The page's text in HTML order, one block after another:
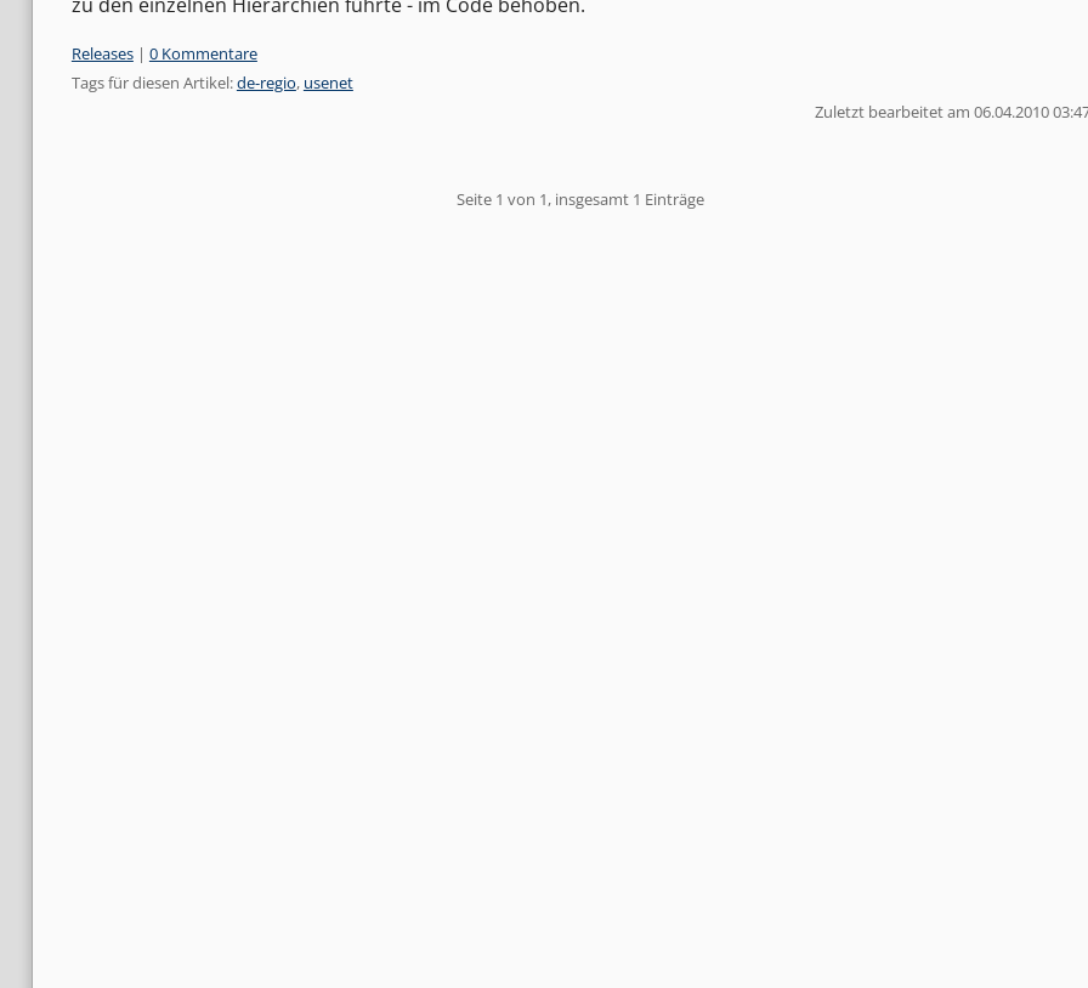
Kategorien:
Releases| 0 Kommentare
Tags für diesen Artikel:de-regio, usenet
Zuletzt bearbeitet am 06.04.2010
Seite 1 von 1, insgesamt 1 Einträge